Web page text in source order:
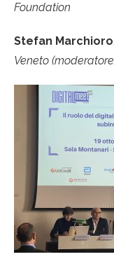
Foundation
Stefan Marchioro,
Veneto